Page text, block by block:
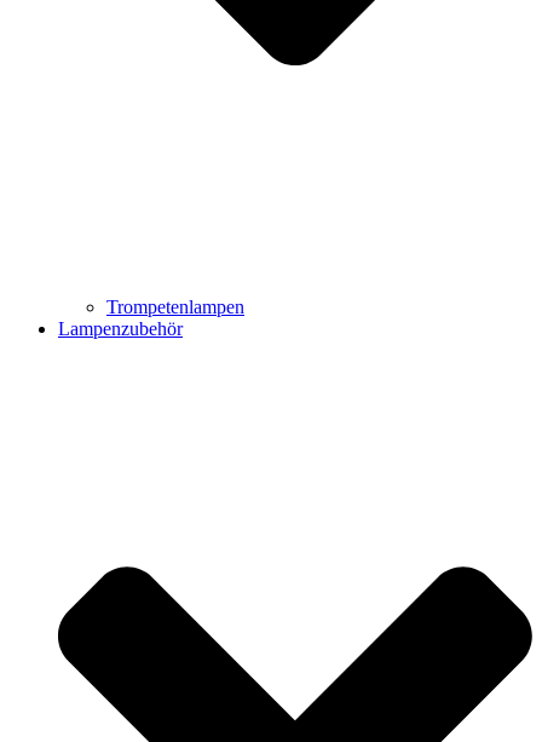
Trompetenlampen
Lampenzubehör